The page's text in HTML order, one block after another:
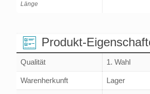
Länge
Produkt-
Qualität 1. Wahl
Warenherkunft Lager